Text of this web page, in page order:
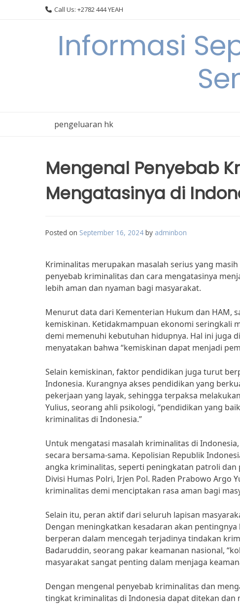
Call Us: +2782 444 YEAH
Informasi
pengeluaran hk
Mengenal Penyebab
Mengatasinya di
Posted on September 16, 2024 by adminbon
Kriminalitas merupakan masalah serius yang
penyebab kriminalitas dan cara mengatasinya
lebih aman dan nyaman bagi masyarakat.
Menurut data dari Kementerian Hukum dan HAM,
kemiskinan. Ketidakmampuan ekonomi seringkali
demi memenuhi kebutuhan hidupnya. Hal ini juga
menyatakan bahwa “kemiskinan dapat menjadi
Selain kemiskinan, faktor pendidikan juga turut
Indonesia. Kurangnya akses pendidikan yang
pekerjaan yang layak, sehingga terpaksa
Yulius, seorang ahli psikologi, “pendidikan yang
kriminalitas di Indonesia.”
Untuk mengatasi masalah kriminalitas di
secara bersama-sama. Kepolisian Republik
angka kriminalitas, seperti peningkatan patroli
Divisi Humas Polri, Irjen Pol. Raden Prabowo Argo
kriminalitas demi menciptakan rasa aman bagi
Selain itu, peran aktif dari seluruh lapisan
Dengan meningkatkan kesadaran akan
berperan dalam mencegah terjadinya tindakan
Badaruddin, seorang pakar keamanan nasional,
masyarakat sangat penting dalam menjaga
Dengan mengenal penyebab kriminalitas dan
tingkat kriminalitas di Indonesia dapat ditekan